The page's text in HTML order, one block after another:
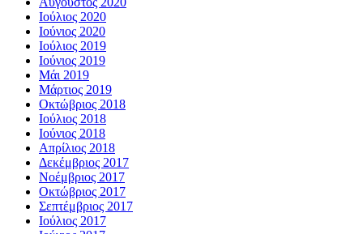
Ιούλιος 2020
Ιούνιος 2020
Ιούλιος 2019
Ιούνιος 2019
Μάι 2019
Μάρτιος 2019
Οκτώβριος 2018
Ιούλιος 2018
Ιούνιος 2018
Απρίλιος 2018
Δεκέμβριος 2017
Νοέμβριος 2017
Οκτώβριος 2017
Σεπτέμβριος 2017
Ιούλιος 2017